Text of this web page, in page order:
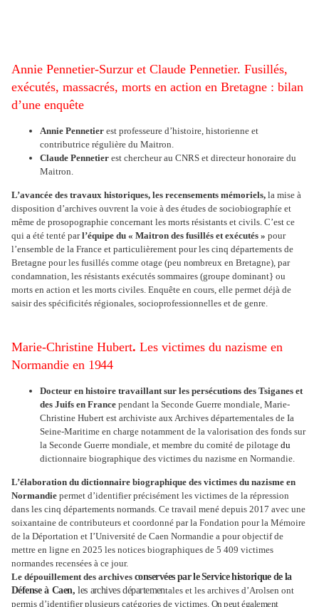
Annie Pennetier-Surzur et Claude Pennetier. Fusillés,
exécutés, massacrés, morts en action en Bretagne : bilan
d’une enquête
Annie Pennetier est professeure d’histoire, historienne et
contributrice régulière du Maitron.
Claude Pennetier est chercheur au CNRS et directeur honoraire du
Maitron.
L’avancée des travaux historiques, les recensements mémoriels, la mise à
disposition d’archives ouvrent la voie à des études de sociobiographíe et
même de prosopographie concernant les morts résistants et civils. C’est ce
qui a été tenté parl’équipe du « Maitron des fusillés et exécutés » pour
l’ensemble de la France et particulièrement pour les cinq départements de
Bretagne pour les fusillés comme otage (peu nombreux en Bretagne), par
condamnation, les résistants exécutés sommaires (groupe dominant} ou
morts en action et les morts civiles. Enquête en cours, elle permet déjà de
saisir des spécificités régionales, socioprofessionnelles et de genre.
Marie-Christine Hubert. Les victimes du nazisme en
Normandie en 1944
Docteur en histoire travaillant sur les persécutions des Tsiganes et
des Juifs en France pendant la Seconde Guerre mondiale, Marie-
Christine Hubert est archiviste aux Archives départementales de Ia
Seine-Maritime en charge notamment de la valorisation des fonds sur
la Seconde Guerre mondiale, et membre du comité de pilotage du
dictionnaire biographique des victimes du nazisme en Normandie.
L’élaboration du dictionnaire biographique des victimes du nazisme en
Normandie permet d’identifier précisément les victimes de la répression
dans les cinq départements normands. Ce travail mené depuis 2017 avec une
soixantaine de contributeurs et coordonné par la Fondation pour la Mémoire
de la Déportation et I’Université de Caen Normandie a pour objectif de
mettre en ligne en 2025 les notices biographiques de 5 409 victimes
normandes recensées à ce jour.
Le dépouillement des archives conservées par le Service historique de la
Défense à Caen, les archives départementales et les archives d’Arolsen ont
permis d’identifier plusieurs catégories de victimes. On peut également